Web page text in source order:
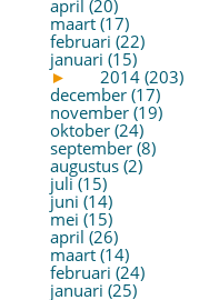
april (20)
maart (17)
februari (22)
januari (15)
►
2014 (203)
december (17)
november (19)
oktober (24)
september (8)
augustus (2)
juli (15)
juni (14)
mei (15)
april (26)
maart (14)
februari (24)
januari (25)